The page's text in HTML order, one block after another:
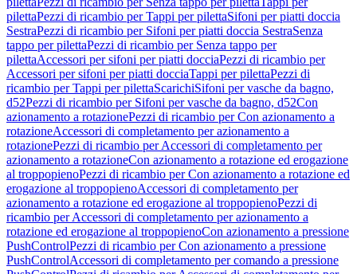
pilettaPezzi di ricambio per Tappi per pilettaSifoni per piatti doccia
SestraPezzi di ricambio per Sifoni per piatti doccia SestraSenza
tappo per pilettaPezzi di ricambio per Senza tappo per
pilettaAccessori per sifoni per piatti docciaPezzi di ricambio per
Accessori per sifoni per piatti docciaTappi per pilettaPezzi di
ricambio per Tappi per pilettaScarichiSifoni per vasche da bagno,
d52Pezzi di ricambio per Sifoni per vasche da bagno, d52Con
azionamento a rotazionePezzi di ricambio per Con azionamento a
rotazioneAccessori di completamento per azionamento a
rotazionePezzi di ricambio per Accessori di completamento per
azionamento a rotazioneCon azionamento a rotazione ed erogazione
al troppopienoPezzi di ricambio per Con azionamento a rotazione ed
erogazione al troppopienoAccessori di completamento per
azionamento a rotazione ed erogazione al troppopienoPezzi di
ricambio per Accessori di completamento per azionamento a
rotazione ed erogazione al troppopienoCon azionamento a pressione
PushControlPezzi di ricambio per Con azionamento a pressione
PushControlAccessori di completamento per comando a pressione